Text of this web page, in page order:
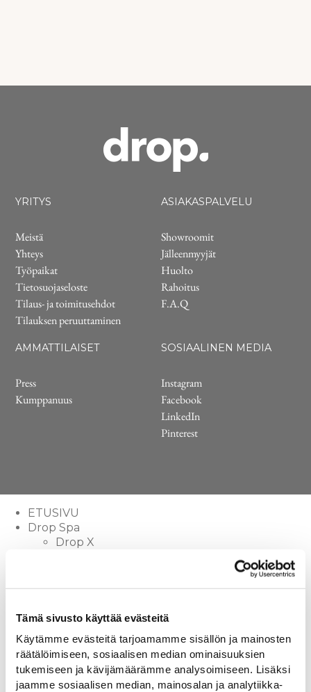
Tämä sivusto käyttää evästeitä
Käytämme evästeitä tarjoamamme sisällön ja mainosten
räätälöimiseen, sosiaalisen median ominaisuuksien
tukemiseen ja kävijämäärämme analysoimiseen. Lisäksi
jaamme sosiaalisen median, mainosalan ja analytiikka-
YRITYS
Meistä
Yhteys
Työpaikat
Tietosuojaseloste
Tilaus- ja toimitusehdot
Tilauksen peruuttaminen
ASIAKASPALVELU
Showroomit
Jälleenmyyjät
Huolto
Rahoitus
F.A.Q
AMMATTILAISET
Press
Kumppanuus
SOSIAALINEN MEDIA
Instagram
Facebook
LinkedIn
Pinterest
ETUSIVU
Drop Spa
Drop X
Lähde
Lampi Compact
Pisara
Drop fire
Drop Sauna
Sauna